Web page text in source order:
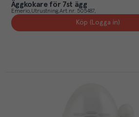
Äggkokare för 7st ägg
Emerio Utrustning Art.nr. 505487
Köp (Logga in)